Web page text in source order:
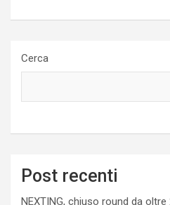
Cerca
Post recenti
NEXTING, chiuso round da